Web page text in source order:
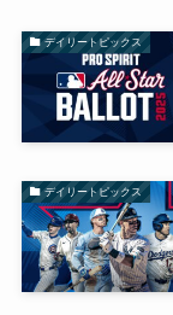
デイリートピックス
デイリートピックス